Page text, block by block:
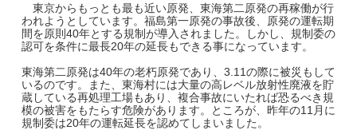
東京からもっとも最も近い原発、東海第二原発の再稼働が行
われようとしています。福島第一原発の事故後、原発の運転期
間を原則40年とする規制が導入されました。しかし、規制委の
認可を条件に最長20年の延長もできる事になっています。
東海第二原発は40年の老朽原発であり、3.11の際に被災もして
いるのです。また、東海村には大量の高レベル放射性廃液を貯
蔵している再処理工場もあり、複合事故にいたれば恐るべき規
模の被害をもたらす危険があります。ところが、昨年の11月に
規制委は20年の運転延長を認めてしまいました。